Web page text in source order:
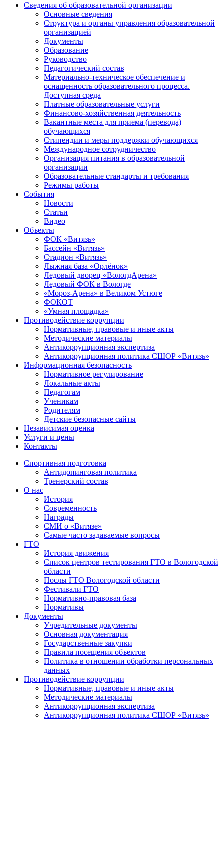
Сведения об образовательной организации
Основные сведения
Структура и органы управления образовательной
организацией
Документы
Образование
Руководство
Педагогический состав
Материально-техническое обеспечение и
оснащенность образовательного процесса.
Доступная среда
Платные образовательные услуги
Финансово-хозяйственная деятельность
Вакантные места для приема (перевода)
обучающихся
Стипендии и меры поддержки обучающихся
Международное сотрудничество
Организация питания в образовательной
организации
Образовательные стандарты и требования
Режимы работы
События
Новости
Статьи
Видео
Объекты
ФОК «Витязь»
Бассейн «Витязь»
Стадион «Витязь»
Лыжная база «Орлёнок»
Ледовый дворец «ВологдАрена»
Ледовый ФОК в Вологде
«Мороз-Арена» в Великом Устюге
ФОКОТ
«Умная площадка»
Противодействие коррупции
Нормативные, правовые и иные акты
Методические материалы
Антикоррупционная экспертиза
Антикоррупционная политика СШОР «Витязь»
Информационная безопасность
Нормативное регулирование
Локальные акты
Педагогам
Ученикам
Родителям
Детские безопасные сайты
Независимая оценка
Услуги и цены
Контакты
Спортивная подготовка
Антидопинговая политика
Тренерский состав
О нас
История
Современность
Награды
СМИ о «Витязе»
Самые часто задаваемые вопросы
ГТО
История движения
Список центров тестирования ГТО в Вологодской
области
Послы ГТО Вологодской области
Фестивали ГТО
Нормативно-правовая база
Нормативы
Документы
Учредительные документы
Основная документация
Государственные закупки
Правила посещения объектов
Политика в отношении обработки персональных
данных
Противодействие коррупции
Нормативные, правовые и иные акты
Методические материалы
Антикоррупционная экспертиза
Антикоррупционная политика СШОР «Витязь»